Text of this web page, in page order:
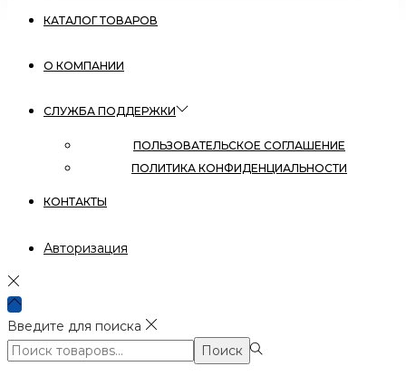
КАТАЛОГ ТОВАРОВ
О КОМПАНИИ
СЛУЖБА ПОДДЕРЖКИ
ПОЛЬЗОВАТЕЛЬСКОЕ СОГЛАШЕНИЕ
ПОЛИТИКА КОНФИДЕНЦИАЛЬНОСТИ
КОНТАКТЫ
Авторизация
Введите для поиска
Поиск:>
Поиск